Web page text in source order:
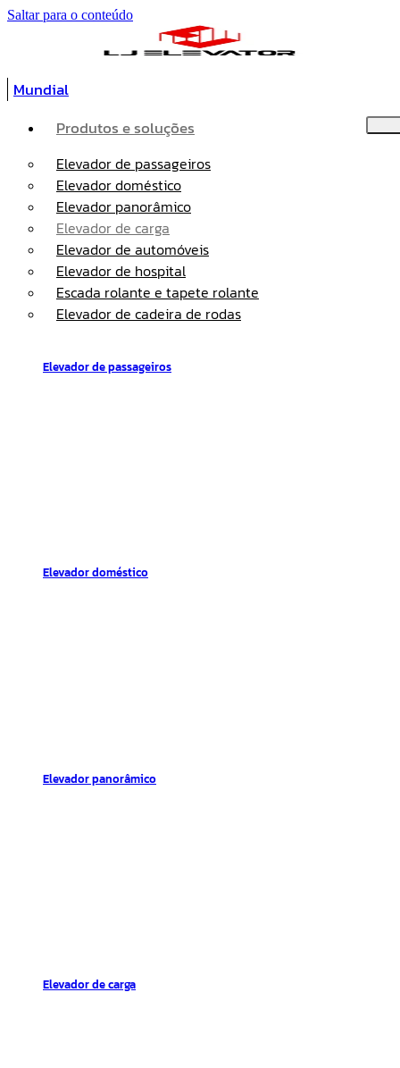
Saltar para o conteúdo
Mundial
Produtos e soluções
Elevador de passageiros
Elevador doméstico
Elevador panorâmico
Elevador de carga
Elevador de automóveis
Elevador de hospital
Escada rolante e tapete rolante
Elevador de cadeira de rodas
Elevador de passageiros
Elevador doméstico
Elevador panorâmico
Elevador de carga